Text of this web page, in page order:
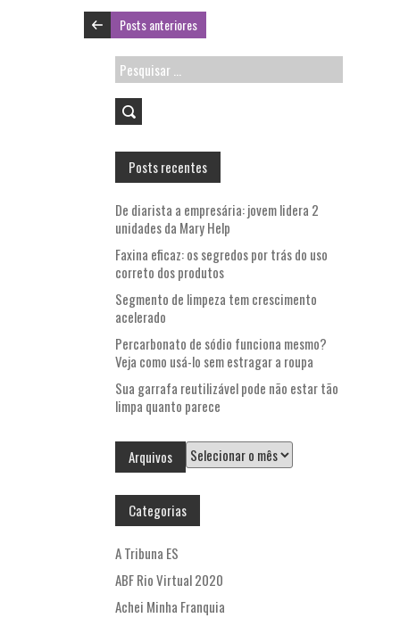
Posts anteriores
Pesquisar
por:
Posts recentes
De diarista a empresária: jovem lidera 2
unidades da Mary Help
Faxina eficaz: os segredos por trás do uso
correto dos produtos
Segmento de limpeza tem crescimento
acelerado
Percarbonato de sódio funciona mesmo?
Veja como usá-lo sem estragar a roupa
Sua garrafa reutilizável pode não estar tão
limpa quanto parece
Arquivos Arquivos
Categorias
A Tribuna ES
ABF Rio Virtual 2020
Achei Minha Franquia